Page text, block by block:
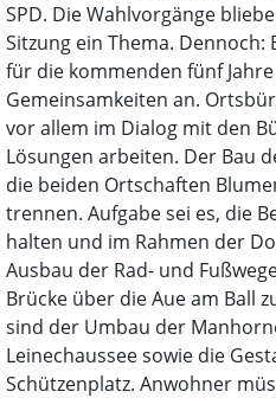
SPD. Die Wahlvorgänge
Sitzung ein Thema.
für die kommenden fünf
Gemeinsamkeiten an.
vor allem im Dialog mit den
Lösungen arbeiten. Der Bau
die beiden Ortschaften
trennen. Aufgabe sei es, die
halten und im Rahmen der
Ausbau der Rad- und
Brücke über die Aue am Ball
sind der Umbau der
Leinechaussee sowie die
Schützenplatz. Anwohner